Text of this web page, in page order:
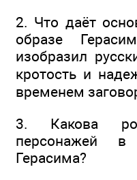
2. Что даёт
образе
изобразил
кротость и
временем
3. Какова
персонажей в
Герасима?